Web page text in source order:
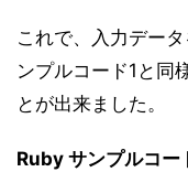
これで、入力デー
ンプルコード1と同
とが出来ました。
Ruby サンプルコー